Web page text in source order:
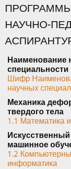
НАУЧНО-
Наименование
специальности
Шифр
научных
Механика
твердого тела
1.1 Математика
Искусственный
машинное
1.2
информатика